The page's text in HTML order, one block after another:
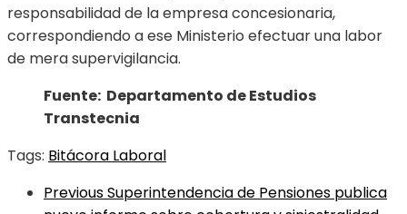
responsabilidad de la empresa concesionaria,
correspondiendo a ese Ministerio efectuar una labor
de mera supervigilancia.
Fuente: Departamento de Estudios
Transtecnia
Tags: Bitácora Laboral
PreviousSuperintendencia de Pensiones publica